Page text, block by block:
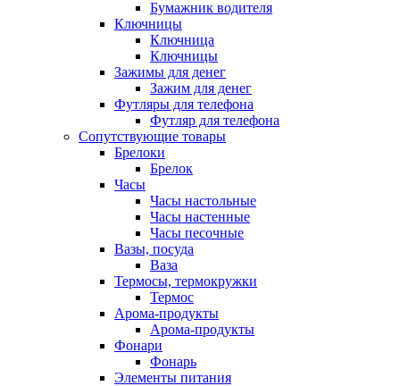
Бумажник водителя
Ключницы
Ключница
Ключницы
Зажимы для денег
Зажим для денег
Футляры для телефона
Футляр для телефона
Сопутствующие товары
Брелоки
Брелок
Часы
Часы настольные
Часы настенные
Часы песочные
Вазы, посуда
Ваза
Термосы, термокружки
Термос
Арома-продукты
Арома-продукты
Фонари
Фонарь
Элементы питания